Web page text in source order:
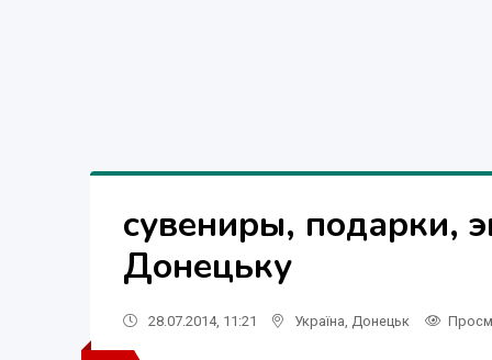
сувениры, подарки,
Донецьку
28.07.2014, 11:21 Україна Донецьк